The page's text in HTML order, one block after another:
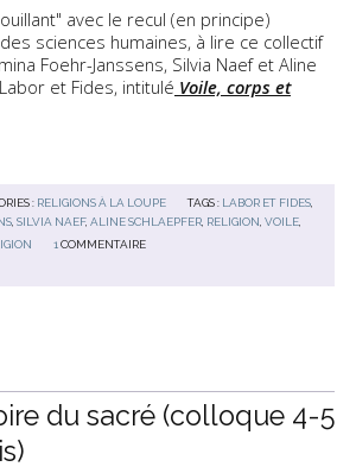
avec le recul (en principe)
sciences humaines, à lire ce collectif
Foehr-Janssens, Silvia Naef et Aline
et Fides, intitulé Voile, corps et
: RELIGIONS À LA LOUPE TAGS : LABOR ET FIDES,
,SILVIA NAEF,ALINE SCHLAEPFER, RELIGION,VOILE,
1 COMMENTAIRE
du sacré (colloque 4-5